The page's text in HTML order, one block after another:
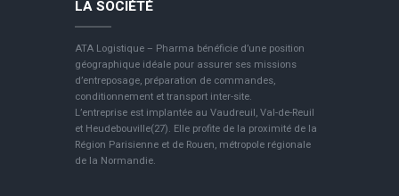
LA SOCIÉTÉ
ATA Logistique – Pharma bénéficie d’une position
géographique idéale pour assurer ses missions
d’entreposage, préparation de commandes,
conditionnement et transport inter-site.
L’entreprise est implantée au Vaudreuil, Val-de-Reuil
et Heudebouville(27). Elle profite de la proximité de la
Région Parisienne et de Rouen, métropole régionale
de la Normandie.